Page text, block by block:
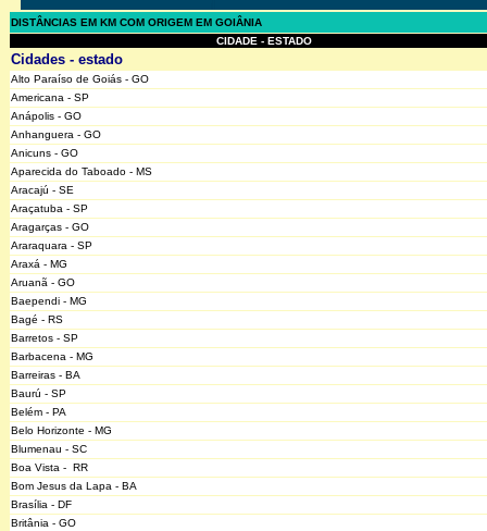
DISTÂNCIAS EM KM COM ORIGEM EM GOIÂNIA
CIDADE - ESTADO
Cidades - estado
Alto Paraíso de Goiás - GO
Americana - SP
Anápolis - GO
Anhanguera - GO
Anicuns - GO
Aparecida do Taboado - MS
Aracajú - SE
Araçatuba - SP
Aragarças - GO
Araraquara - SP
Araxá - MG
Aruanã - GO
Baependi - MG
Bagé - RS
Barretos - SP
Barbacena - MG
Barreiras - BA
Baurú - SP
Belém - PA
Belo Horizonte - MG
Blumenau - SC
Boa Vista - RR
Bom Jesus da Lapa - BA
Brasília - DF
Britânia - GO